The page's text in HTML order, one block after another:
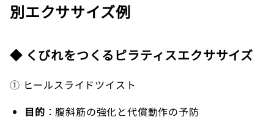
別エクササイズ例
◆ くびれをつくるピラティスエクササイズ
① ヒールスライドツイスト
目的 ：腹斜筋の強化と代償動作の予防